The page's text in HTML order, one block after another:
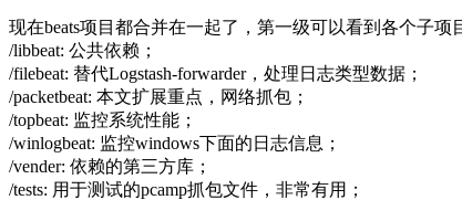
现在beats项目都合并在一起了，第一级可以看到各个子项
/libbeat: 公共依赖；
/filebeat: 替代Logstash-forwarder，处理日志类型数据；
/packetbeat: 本文扩展重点，网络抓包；
/topbeat: 监控系统性能；
/winlogbeat: 监控windows下面的日志信息；
/vender: 依赖的第三方库；
/tests: 用于测试的pcamp抓包文件，非常有用；